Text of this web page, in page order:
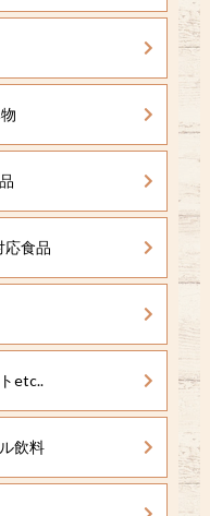
応食品
etc..
飲料